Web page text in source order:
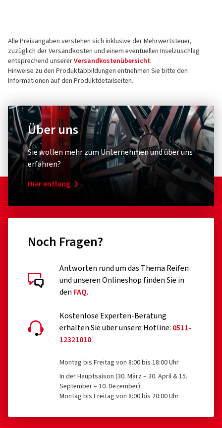
3 Sterne
2 Sterne (0)
1 Sterne
Kundenbewertungen im Detail
13.07.2023
Verifizierter Kauf
Dimension: 1.85 16 0 TT
Kontakt für Produktsicherheit (kein
Kundensupport)
Kontaktformular:https://www.continental-
Diebstahlschutz & Sicherheit
XLC
Zahlenspiralkabelschloss
RonaldBiggs Ø 10 mm Länge 185 mm
(0)
Alle Preisangaben verstehen sich inklusive der Mehrwertsteuer,
zuzüglich der Versandkosten und einem eventuellen Inselzuschlag
entsprechend unsererVersandkostenübersicht.
Hinweise zu den Produktabbildungen entnehmen Sie bitte den
Informationen auf den Produktdetailseiten.
Über uns
Sie wollen mehr zum Unternehmen und über uns
erfahren?
Hier entlang
Noch Fragen?
Antworten rund um das Thema Reifen
und unseren Onlineshop finden Sie in
den FAQ.
Kostenlose Experten-Beratung
erhalten Sie über unsere Hotline: 0511-
12321010
Montag bis Freitag von 8:00 bis 18:00 Uhr
In der Hauptsaison (30. März – 30. April & 15.
September – 10. Dezember):
Montag bis Freitag von 8:00 bis 20:00 Uhr